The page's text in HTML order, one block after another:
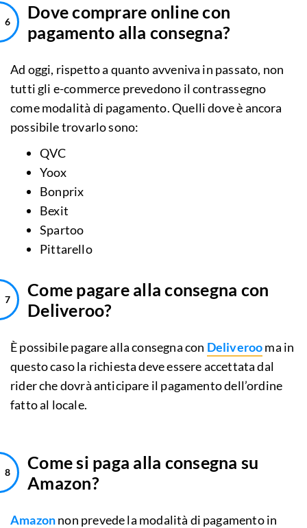
Dove comprare online con
pagamento alla consegna?
Ad oggi, rispetto a quanto avveniva in passato, non
tutti gli e-commerce prevedono il contrassegno
come modalità di pagamento. Quelli dove è ancora
possibile trovarlo sono:
QVC
Yoox
Bonprix
Bexit
Spartoo
Pittarello
Come pagare alla consegna con
Deliveroo?
È possibile pagare alla consegna con Deliverooma in
questo caso la richiesta deve essere accettata dal
rider che dovrà anticipare il pagamento dell’ordine
fatto al locale.
Come si paga alla consegna su
Amazon?
Amazonnon prevede la modalità di pagamento in